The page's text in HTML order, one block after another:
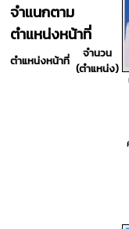
จำแนกตาม
ตำแหน่งหน้าที่
ตำแหน่งหน้าที่
จำนวน
(ตำแหน่ง)